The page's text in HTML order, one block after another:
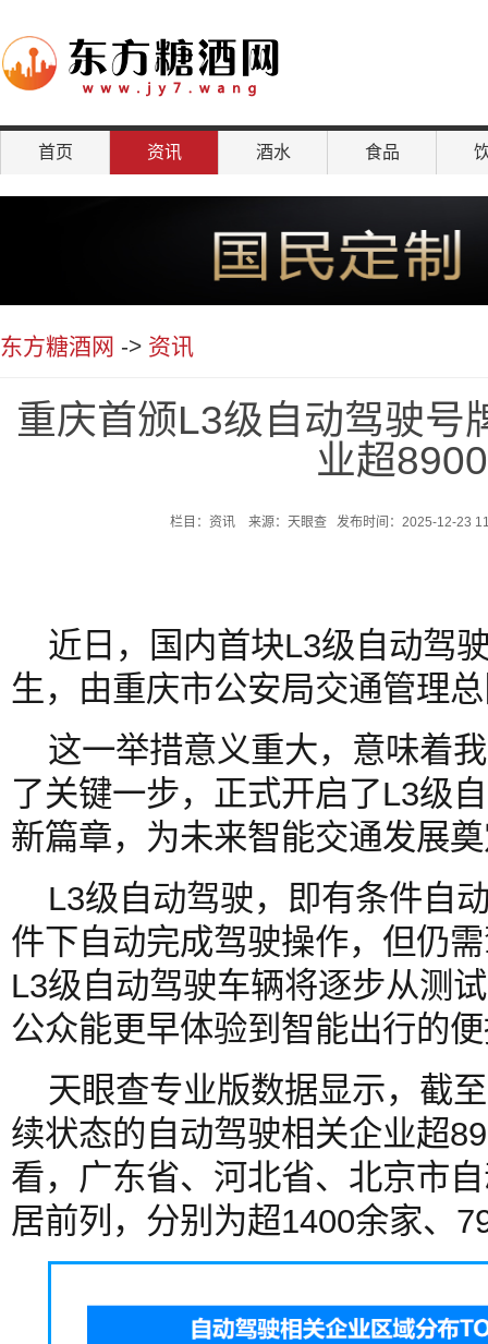
首页 资讯 酒水 食品
聚焦
东方糖酒网 -> 资讯
重庆首颁L3级自动驾驶号
业超
栏目：资讯 来源：天眼查 发布时间：2025-12-23
近日，国内首块L3级自动驾
生，由重庆市公安局交通管理
这一举措意义重大，意味着
了关键一步，正式开启了L3级
新篇章，为未来智能交通发展
L3级自动驾驶，即有条件自
件下自动完成驾驶操作，但仍
L3级自动驾驶车辆将逐步从测
公众能更早体验到智能出行的
天眼查专业版数据显示，截
续状态的自动驾驶相关企业超
看，广东省、河北省、北京市
居前列，分别为超1400余家、